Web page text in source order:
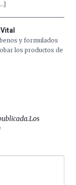
y formulados
los productos de
Los